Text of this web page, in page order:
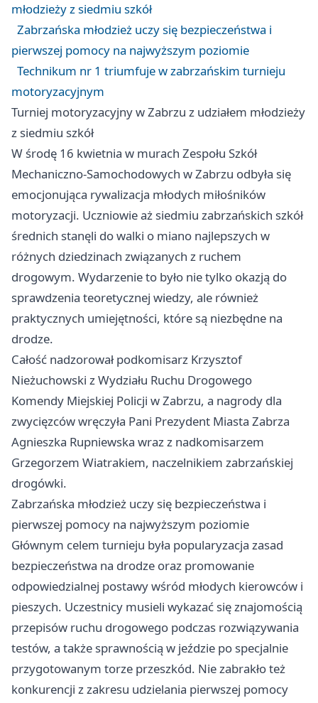
młodzieży z siedmiu szkół
Zabrzańska młodzież uczy się bezpieczeństwa i
pierwszej pomocy na najwyższym poziomie
Technikum nr 1 triumfuje w zabrzańskim turnieju
motoryzacyjnym
Turniej motoryzacyjny w Zabrzu z udziałem młodzieży
z siedmiu szkół
W środę 16 kwietnia w murach Zespołu Szkół
Mechaniczno-Samochodowych w Zabrzu odbyła się
emocjonująca rywalizacja młodych miłośników
motoryzacji. Uczniowie aż siedmiu zabrzańskich szkół
średnich stanęli do walki o miano najlepszych w
różnych dziedzinach związanych z ruchem
drogowym. Wydarzenie to było nie tylko okazją do
sprawdzenia teoretycznej wiedzy, ale również
praktycznych umiejętności, które są niezbędne na
drodze.
Całość nadzorował podkomisarz Krzysztof
Nieżuchowski z Wydziału Ruchu Drogowego
Komendy Miejskiej Policji w Zabrzu, a nagrody dla
zwycięzców wręczyła Pani Prezydent Miasta Zabrza
Agnieszka Rupniewska wraz z nadkomisarzem
Grzegorzem Wiatrakiem, naczelnikiem zabrzańskiej
drogówki.
Zabrzańska młodzież uczy się bezpieczeństwa i
pierwszej pomocy na najwyższym poziomie
Głównym celem turnieju była popularyzacja zasad
bezpieczeństwa na drodze oraz promowanie
odpowiedzialnej postawy wśród młodych kierowców i
pieszych. Uczestnicy musieli wykazać się znajomością
przepisów ruchu drogowego podczas rozwiązywania
testów, a także sprawnością w jeździe po specjalnie
przygotowanym torze przeszkód. Nie zabrakło też
konkurencji z zakresu udzielania pierwszej pomocy